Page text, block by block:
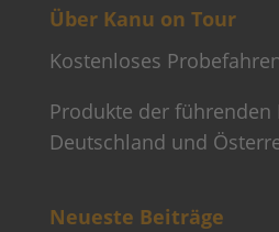
Über Kanu on Tour
Kostenloses
Produkte der führenden
Deutschland und
Neueste Beiträge